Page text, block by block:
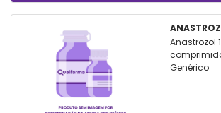
Anastrozol
Genérico